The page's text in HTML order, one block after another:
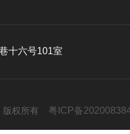
十六号101室
版权所有 粤ICP备